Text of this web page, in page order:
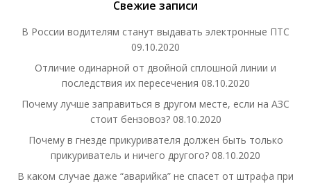
Свежие записи
В России водителям станут выдавать электронные ПТС
09.10.2020
Отличие одинарной от двойной сплошной линии и
последствия их пересечения 08.10.2020
Почему лучше заправиться в другом месте, если на АЗС
стоит бензовоз? 08.10.2020
Почему в гнезде прикуривателя должен быть только
прикуриватель и ничего другого? 08.10.2020
В каком случае даже “аварийка” не спасет от штрафа при